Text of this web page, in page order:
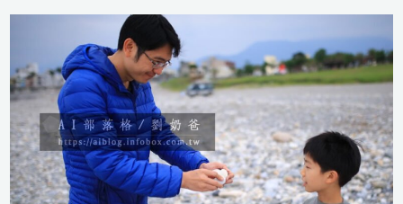
樂
應
對
小
學